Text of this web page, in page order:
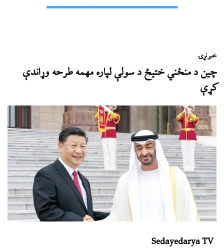
خبرنړۍ
چين د منځني ختيځ د سولې لپاره مهمه طرحه وړاندې
کړې
Sedayedarya TV